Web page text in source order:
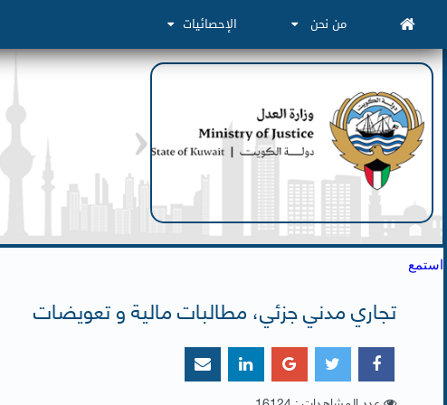
من نحن الإحصائيات
استمع
تجاري مدني جزئي، مطالبات مالية و تعويضات